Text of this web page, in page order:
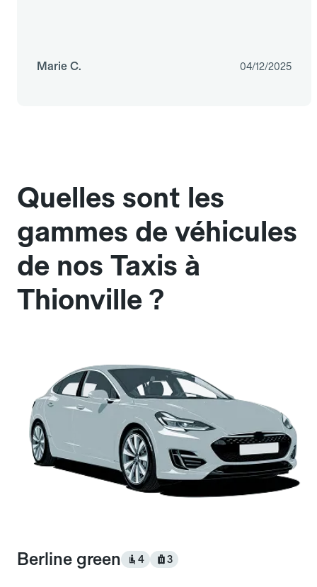
Marie C. 04/12/2025
Quelles sont les
gammes de véhicules
de nos Taxis à
Thionville ?
Berline green 4 3